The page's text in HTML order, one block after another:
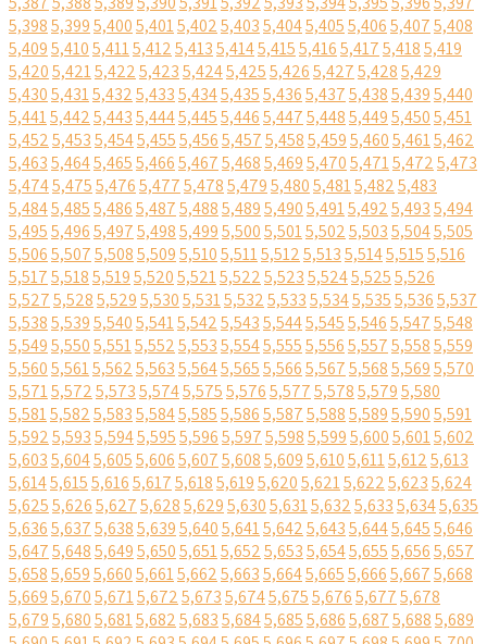
5,3985,3995,4005,4015,4025,4035,4045,4055,4065,4075,408
5,4095,4105,4115,4125,4135,4145,4155,4165,4175,4185,419
5,4205,4215,4225,4235,4245,4255,4265,4275,4285,429
5,4305,4315,4325,4335,4345,4355,4365,4375,4385,4395,440
5,4415,4425,4435,4445,4455,4465,4475,4485,4495,4505,451
5,4525,4535,4545,4555,4565,4575,4585,4595,4605,4615,462
5,4635,4645,4655,4665,4675,4685,4695,4705,4715,4725,473
5,4745,4755,4765,4775,4785,4795,4805,4815,4825,483
5,4845,4855,4865,4875,4885,4895,4905,4915,4925,4935,494
5,4955,4965,4975,4985,4995,5005,5015,5025,5035,5045,505
5,5065,5075,5085,5095,5105,5115,5125,5135,5145,5155,516
5,5175,5185,5195,5205,5215,5225,5235,5245,5255,526
5,5275,5285,5295,5305,5315,5325,5335,5345,5355,5365,537
5,5385,5395,5405,5415,5425,5435,5445,5455,5465,5475,548
5,5495,5505,5515,5525,5535,5545,5555,5565,5575,5585,559
5,5605,5615,5625,5635,5645,5655,5665,5675,5685,5695,570
5,5715,5725,5735,5745,5755,5765,5775,5785,5795,580
5,5815,5825,5835,5845,5855,5865,5875,5885,5895,5905,591
5,5925,5935,5945,5955,5965,5975,5985,5995,6005,6015,602
5,6035,6045,6055,6065,6075,6085,6095,6105,6115,6125,613
5,6145,6155,6165,6175,6185,6195,6205,6215,6225,6235,624
5,6255,6265,6275,6285,6295,6305,6315,6325,6335,6345,635
5,6365,6375,6385,6395,6405,6415,6425,6435,6445,6455,646
5,6475,6485,6495,6505,6515,6525,6535,6545,6555,6565,657
5,6585,6595,6605,6615,6625,6635,6645,6655,6665,6675,668
5,6695,6705,6715,6725,6735,6745,6755,6765,6775,678
5,6795,6805,6815,6825,6835,6845,6855,6865,6875,6885,689